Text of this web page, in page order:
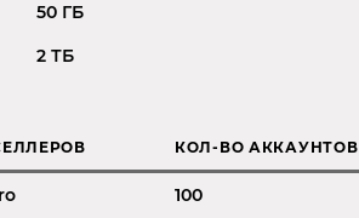
50 ГБ
2 ТБ
КОЛ-ВО АККАУНТОВ
100